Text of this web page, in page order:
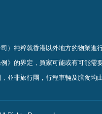
）純粹就香港以外地方的物業進
》的界定，買家可能或有可能需
並非旅行團，行程車輛及膳食